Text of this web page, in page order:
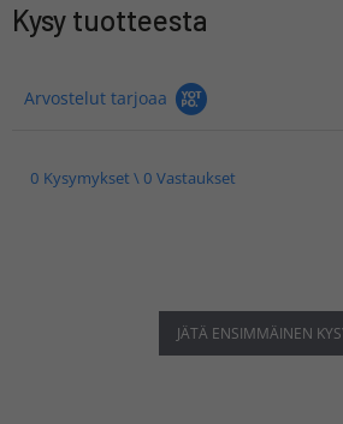
Kysy tuotteesta
Arvostelut tarjoaa
0 Kysymykset \ 0 Vastaukset
JÄTÄ ENSIMMÄINEN